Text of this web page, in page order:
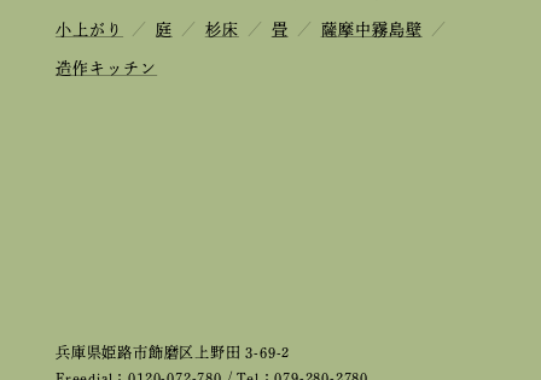
兵庫県姫路市飾磨区上野田 3-69-2
小上がり ／ 庭 ／ 杉床 ／ 畳 ／ 薩摩中霧島壁 ／
造作キッチン